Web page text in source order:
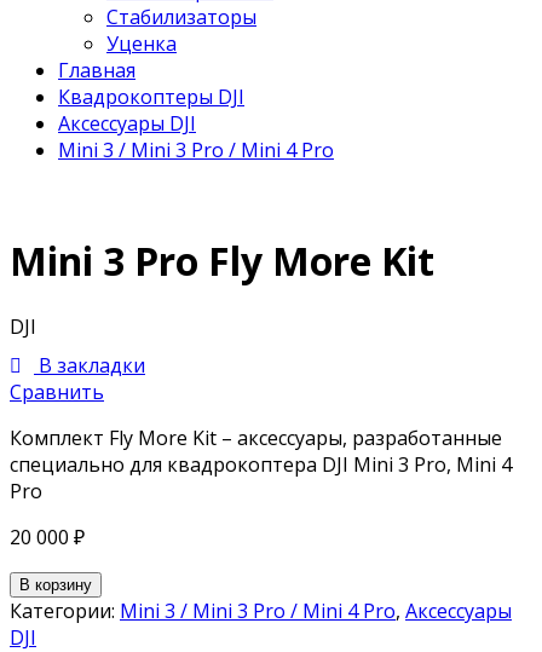
Стабилизаторы
Уценка
Главная
Квадрокоптеры DJI
Аксессуары DJI
Mini 3 / Mini 3 Pro / Mini 4 Pro
Mini 3 Pro Fly More Kit
DJI
В закладки
Сравнить
Комплект Fly More Kit – аксессуары, разработанные
специально для квадрокоптера DJI Mini 3 Pro, Mini 4
Pro
20 000 ₽
В корзину
Категории: Mini 3 / Mini 3 Pro / Mini 4 Pro, Аксессуары
DJI